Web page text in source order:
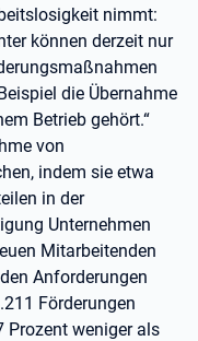
nimmt:
können derzeit nur
die Übernahme
Betrieb gehört.“
von
indem sie etwa
in der
Unternehmen
Mitarbeitenden
Anforderungen
Förderungen
Prozent weniger als